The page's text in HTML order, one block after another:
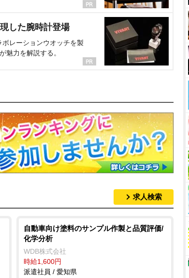
した腕時計登場
レーションウオッチを製
魅力を解説する。
求人検索
自動車向け塗料のサンプル作製と品質評価/
化学分析
WDB株式会社
時給1,600円
派遣社員 / 愛知県